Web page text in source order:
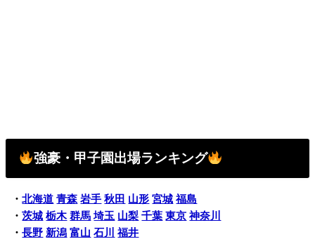
強豪・甲子園出場ランキング
・北海道 青森 岩手 秋田 山形 宮城 福島
・茨城 栃木 群馬 埼玉 山梨 千葉 東京 神奈川
・長野 新潟 富山 石川
福井